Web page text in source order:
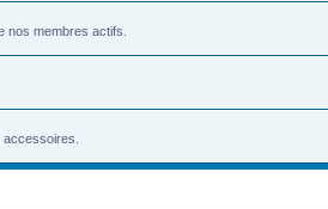
nos membres actifs.